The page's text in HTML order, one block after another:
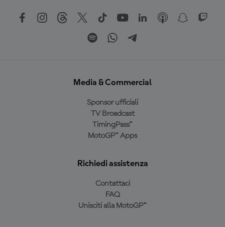
Media & Commercial
Sponsor ufficiali
TV Broadcast
TimingPass™
MotoGP™ Apps
Richiedi assistenza
Contattaci
FAQ
Unisciti alla MotoGP™